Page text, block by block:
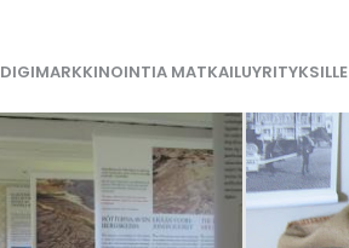
DIGIMARKKINOINTIA MATKAILUYRITYKSILLE